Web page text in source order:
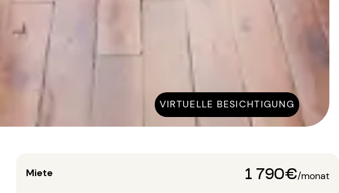
VIRTUELLE BESICHTIGUNG
Miete 1 790€/monat